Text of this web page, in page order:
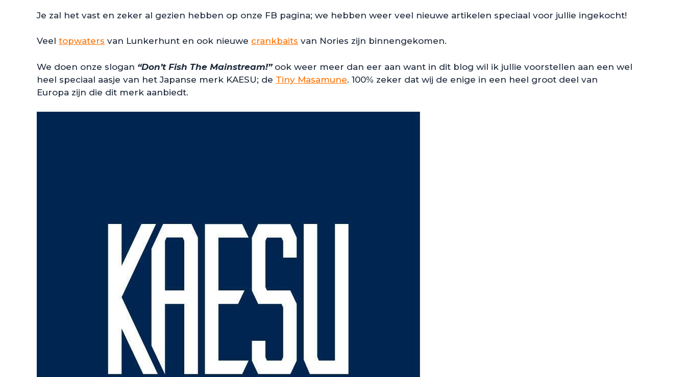
Je zal het vast en zeker al gezien hebben op onze FB pagina; we hebben weer veel nieuwe artikelen speciaal voor jullie ingekocht!
Veel topwaters van Lunkerhunt en ook nieuwe crankbaits van Nories zijn binnengekomen.
We doen onze slogan “Don’t Fish The Mainstream!”ook weer meer dan eer aan want in dit blog wil ik jullie voorstellen aan een wel
heel speciaal aasje van het Japanse merk KAESU; de Tiny Masamune. 100% zeker dat wij de enige in een heel groot deel van
Europa zijn die dit merk aanbiedt.